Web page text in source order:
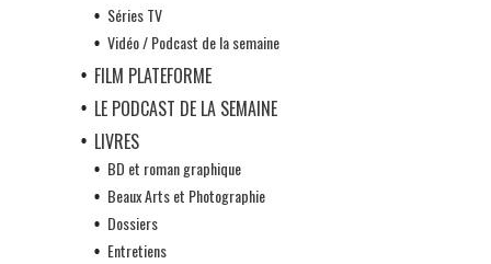
Séries TV
Vidéo / Podcast de la semaine
FILM PLATEFORME
LE PODCAST DE LA SEMAINE
LIVRES
BD et roman graphique
Beaux Arts et Photographie
Dossiers
Entretiens